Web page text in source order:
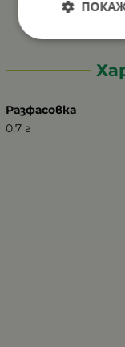
Разфасовка
0,7 г